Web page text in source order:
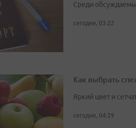
Среди
сегодня, 03:22
Как выбрать
Яркий цвет и
сегодня, 04:29